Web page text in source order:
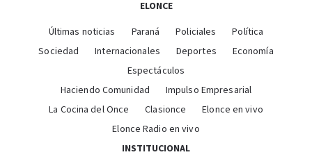
ELONCE
Últimas noticias Paraná Policiales
Política
Sociedad
Internacionales Deportes
Economía
Espectáculos
Haciendo Comunidad
Impulso Empresarial
La Cocina del Once
Clasionce
Elonce en vivo
Elonce Radio en vivo
INSTITUCIONAL